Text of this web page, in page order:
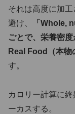
それは高度に加
避け、
「Whole,
ごとで、栄養密
Real Food（本物
す。
カロリー計算に
ーカスする。